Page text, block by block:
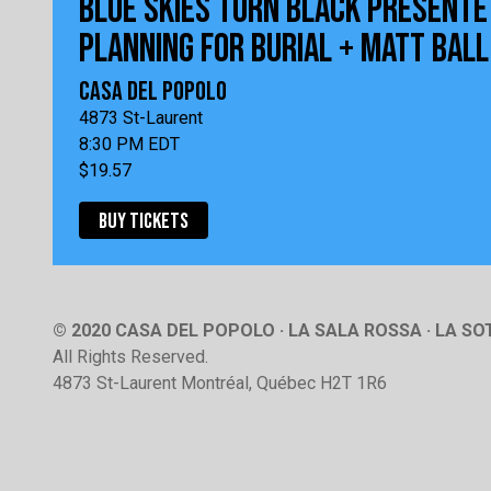
BLUE SKIES TURN BLACK PRÉSENTE
PLANNING FOR BURIAL + MATT BALL
CASA DEL POPOLO
4873 St-Laurent
8:30 PM EDT
$19.57
BUY TICKETS
© 2020 CASA DEL POPOLO · LA SALA ROSSA · LA
All Rights Reserved.
4873 St-Laurent Montréal, Québec H2T 1R6